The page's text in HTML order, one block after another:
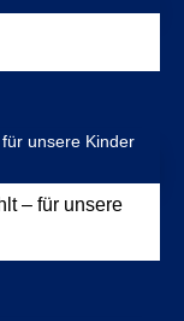
– für unsere